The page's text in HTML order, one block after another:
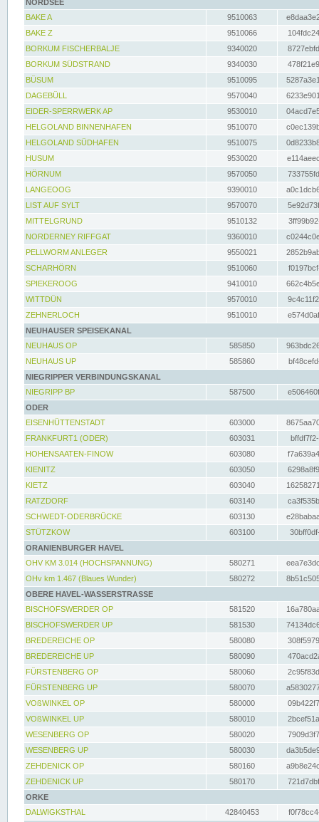
NORDSEE
BAKE A
9510063
BAKE Z
9510066
BORKUM FISCHERBALJE
9340020
BORKUM SÜDSTRAND
9340030
BÜSUM
9510095
DAGEBÜLL
9570040
EIDER-SPERRWERK AP
9530010
HELGOLAND BINNENHAFEN
9510070
HELGOLAND SÜDHAFEN
9510075
HUSUM
9530020
HÖRNUM
9570050
LANGEOOG
9390010
LIST AUF SYLT
9570070
MITTELGRUND
9510132
NORDERNEY RIFFGAT
9360010
PELLWORM ANLEGER
9550021
SCHARHÖRN
9510060
SPIEKEROOG
9410010
WITTDÜN
9570010
ZEHNERLOCH
9510010
NEUHAUSER SPEISEKANAL
NEUHAUS OP
585850
NEUHAUS UP
585860
NIEGRIPPER VERBINDUNGSKANAL
NIEGRIPP BP
587500
ODER
EISENHÜTTENSTADT
603000
FRANKFURT1 (ODER)
603031
HOHENSAATEN-FINOW
603080
KIENITZ
603050
KIETZ
603040
RATZDORF
603140
SCHWEDT-ODERBRÜCKE
603130
STÜTZKOW
603100
ORANIENBURGER HAVEL
OHV KM 3.014 (HOCHSPANNUNG)
580271
OHv km 1.467 (Blaues Wunder)
580272
OBERE HAVEL-WASSERSTRASSE
BISCHOFSWERDER OP
581520
BISCHOFSWERDER UP
581530
BREDEREICHE OP
580080
BREDEREICHE UP
580090
FÜRSTENBERG OP
580060
FÜRSTENBERG UP
580070
VOßWINKEL OP
580000
VOßWINKEL UP
580010
WESENBERG OP
580020
WESENBERG UP
580030
ZEHDENICK OP
580160
ZEHDENICK UP
580170
ORKE
DALWIGKSTHAL
42840453